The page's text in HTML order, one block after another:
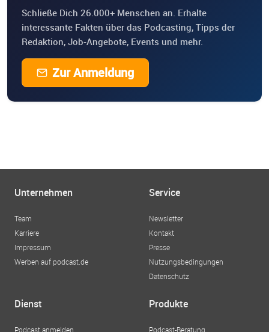
Schließe Dich 26.000+ Menschen an. Erhalte
interessante Fakten über das Podcasting, Tipps der
Redaktion, Job-Angebote, Events und mehr.
Zur Anmeldung
Unternehmen
Team
Karriere
Impressum
Werben auf podcast.de
Service
Newsletter
Kontakt
Presse
Nutzungsbedingungen
Datenschutz
Dienst
Podcast anmelden
Produkte
Podcast-Beratung